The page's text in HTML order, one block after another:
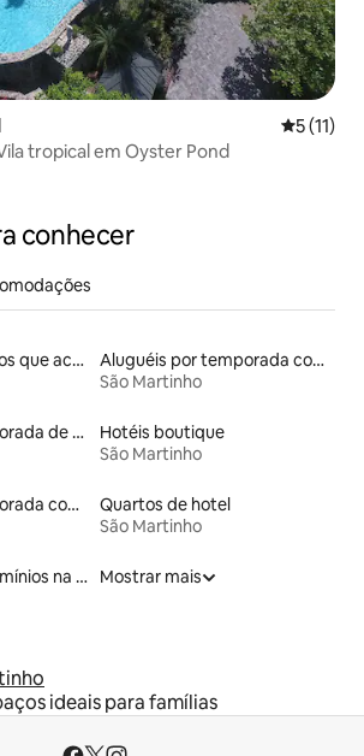
5 de uma
5 (11)
tropical em Oyster Pond
conhecer
Aluguéis de espaços que aceitam animais de estimação
Aluguéis por temporada com acesso ao lago
São Martinho
Aluguéis por temporada de acomodações de luxo
Hotéis boutique
São Martinho
Aluguéis por temporada com acesso à praia
Quartos de hotel
São Martinho
Aluguéis de condomínios na praia
Mostrar mais
ideais para famílias